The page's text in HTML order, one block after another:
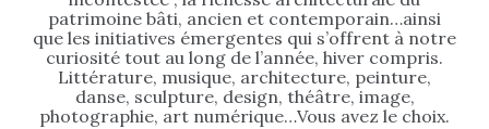
patrimoine bâti, ancien et contemporain…ainsi
que les initiatives émergentes qui s’offrent à notre
curiosité tout au long de l’année, hiver compris.
Littérature, musique, architecture, peinture,
danse, sculpture, design, théâtre, image,
photographie, art numérique…Vous avez le choix.